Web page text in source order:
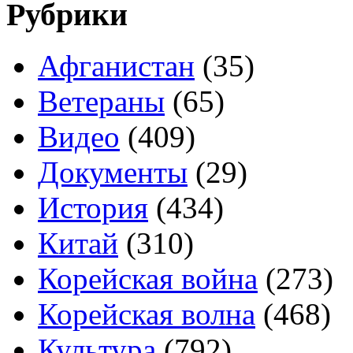
Рубрики
Афганистан (35)
Ветераны (65)
Видео (409)
Документы (29)
История (434)
Китай (310)
Корейская война (273)
Корейская волна (468)